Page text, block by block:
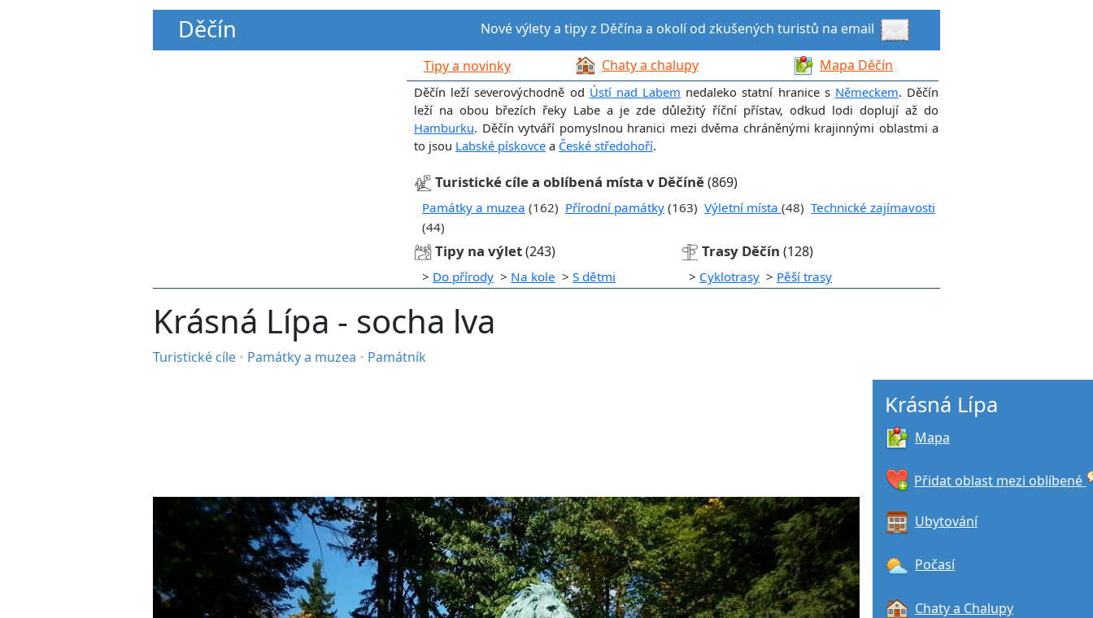
Děčín Nové výlety a tipy z Děčína a okolí od zkušených turistů na email
Tipy a novinky Chaty a chalupy Mapa Děčín
Děčín leží severovýchodně od Ústí nad Labem nedaleko statní hranice s Německem. Děčín
leží na obou březích řeky Labe a je zde důležitý říční přístav, odkud lodi doplují až do
Hamburku. Děčín vytváří pomyslnou hranici mezi dvěma chráněnými krajinnými oblastmi a
to jsou Labské pískovce a České středohoří.
Turistické cíle a oblíbená místa v Děčíně(869)
Památky a muzea (162) Přírodní památky (163) Výletní místa (48) Technické zajímavosti
(44)
Tipy na výlet(243) Trasy Děčín (128)
> Do přírody > Na kole > S dětmi > Cyklotrasy > Pěší trasy
Krásná Lípa - socha lva
Turistické cíle • Památky a muzea • Památník
Krásná Lípa
Mapa
Přidat oblast mezi oblíbené
Ubytování
Počasí
Chaty a Chalupy